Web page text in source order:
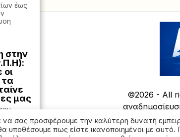
©2026 - All
να σας προσφέρουμε την καλύτερη δυνατή
υποθέσουμε πως είστε ικανοποιημένοι με
έως
στην
οι
τα
μας
τους